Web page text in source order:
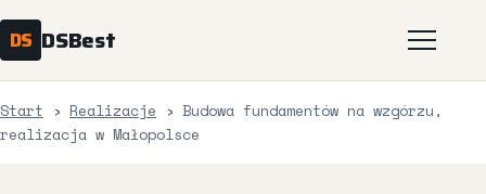
DS DSBest
Start
Start › Realizacje › Budowa fundamentów na wzgórzu,
realizacja w Małopolsce